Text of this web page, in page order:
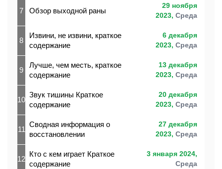
7 Обзор выходной раны
29 ноября
2023, Среда
8
Извини, не извини, краткое
содержание
6 декабря
2023, Среда
9
Лучше, чем месть, краткое
содержание
13 декабря
2023, Среда
10
Звук тишины Краткое
содержание
20 декабря
2023, Среда
11
Сводная информация о
восстановлении
27 декабря
2023, Среда
12
Кто с кем играет Краткое
содержание
3 января 2024,
Среда